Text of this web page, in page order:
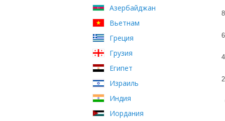
Азербайджан
Вьетнам
Греция
Грузия
Египет
Израиль
Индия
Иордания